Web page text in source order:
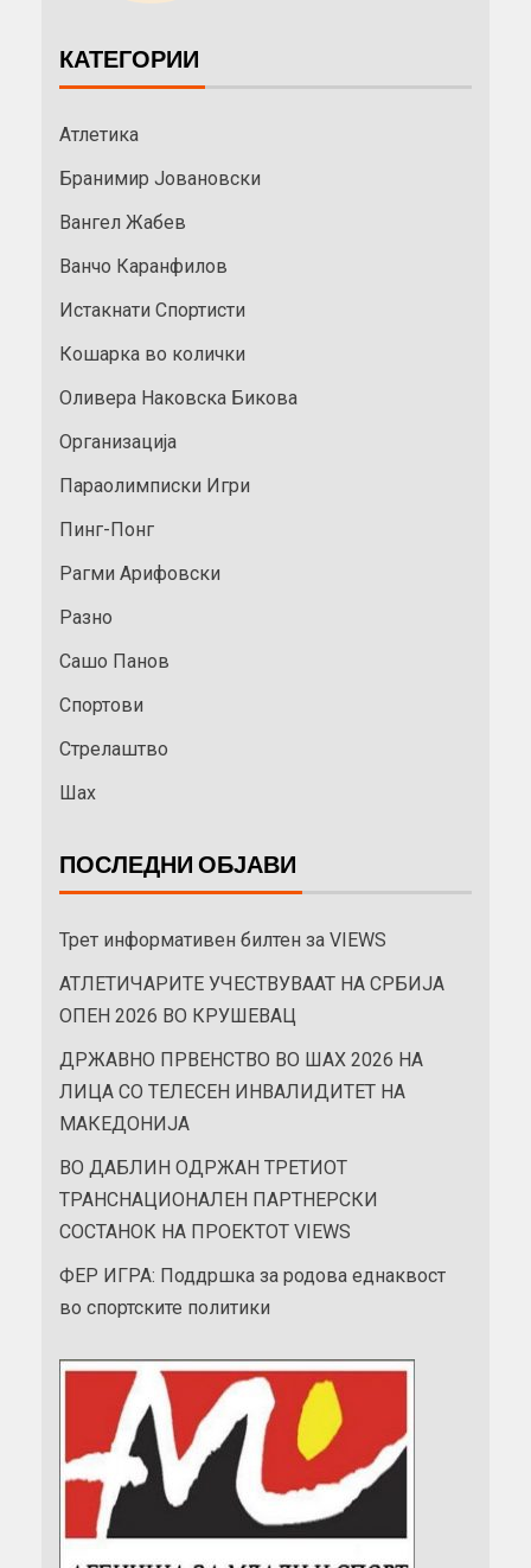
КАТЕГОРИИ
Атлетика
Бранимир Јовановски
Вангел Жабев
Ванчо Каранфилов
Истакнати Спортисти
Кошарка во колички
Оливера Наковска Бикова
Организација
Параолимписки Игри
Пинг-Понг
Рагми Арифовски
Разно
Сашо Панов
Спортови
Стрелаштво
Шах
ПОСЛЕДНИ ОБЈАВИ
Трет информативен билтен за VIEWS
АТЛЕТИЧАРИТЕ УЧЕСТВУВААТ НА СРБИЈА
ОПЕН 2026 ВО КРУШЕВАЦ
ДРЖАВНО ПРВЕНСТВО ВО ШАХ 2026 НА
ЛИЦА СО ТЕЛЕСЕН ИНВАЛИДИТЕТ НА
МАКЕДОНИЈА
ВО ДАБЛИН ОДРЖАН ТРЕТИОТ
ТРАНСНАЦИОНАЛЕН ПАРТНЕРСКИ
СОСТАНОК НА ПРОЕКТОТ VIEWS
ФЕР ИГРА: Поддршка за родова еднаквост
во спортските политики